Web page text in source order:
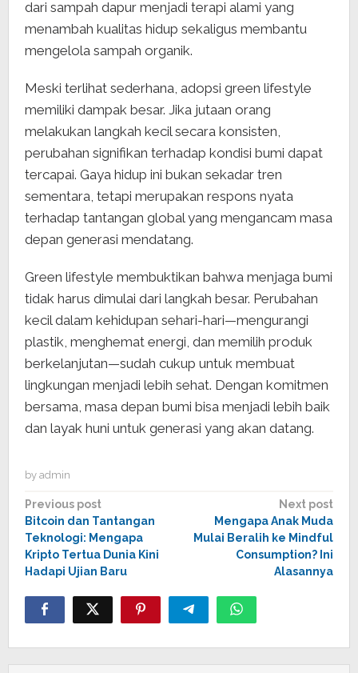
dari sampah dapur menjadi terapi alami yang
menambah kualitas hidup sekaligus membantu
mengelola sampah organik.
Meski terlihat sederhana, adopsi green lifestyle
memiliki dampak besar. Jika jutaan orang
melakukan langkah kecil secara konsisten,
perubahan signifikan terhadap kondisi bumi dapat
tercapai. Gaya hidup ini bukan sekadar tren
sementara, tetapi merupakan respons nyata
terhadap tantangan global yang mengancam masa
depan generasi mendatang.
Green lifestyle membuktikan bahwa menjaga bumi
tidak harus dimulai dari langkah besar. Perubahan
kecil dalam kehidupan sehari-hari—mengurangi
plastik, menghemat energi, dan memilih produk
berkelanjutan—sudah cukup untuk membuat
lingkungan menjadi lebih sehat. Dengan komitmen
bersama, masa depan bumi bisa menjadi lebih baik
dan layak huni untuk generasi yang akan datang.
by admin
Post
navigation
Previous post
Bitcoin dan Tantangan
Teknologi: Mengapa
Kripto Tertua Dunia Kini
Hadapi Ujian Baru
Next post
Mengapa Anak Muda
Mulai Beralih ke Mindful
Consumption? Ini
Alasannya